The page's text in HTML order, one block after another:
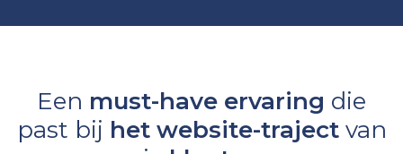
Een must-have ervaring die
past bij het website-trajectvan